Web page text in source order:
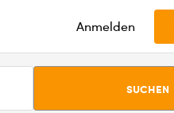
Anmelden
SUCHEN